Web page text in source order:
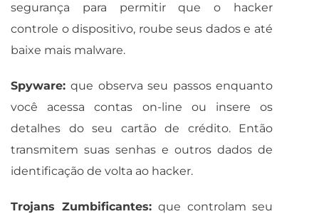
segurança para permitir que o hacker
controle o dispositivo, roube seus dados e até
baixe mais malware.
Spyware:que observa seu passos enquanto
você acessa contas on-line ou insere os
detalhes do seu cartão de crédito. Então
transmitem suas senhas e outros dados de
identificação de volta ao hacker.
Trojans Zumbificantes: que controlam seu